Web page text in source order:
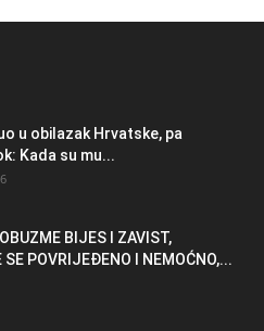
u obilazak Hrvatske, pa
Kada su mu...
BIJES I ZAVIST,
SE POVRIJEĐENO I NEMOĆNO,...